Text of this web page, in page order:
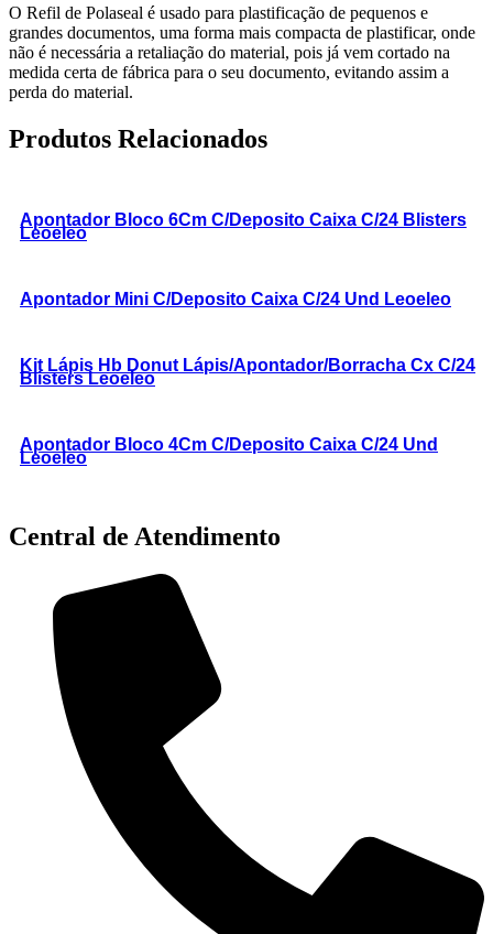
O Refil de Polaseal é usado para plastificação de pequenos e
grandes documentos, uma forma mais compacta de plastificar, onde
não é necessária a retaliação do material, pois já vem cortado na
medida certa de fábrica para o seu documento, evitando assim a
perda do material.
Produtos Relacionados
Apontador Bloco 6Cm C/Deposito Caixa C/24 Blisters
Leoeleo
Apontador Mini C/Deposito Caixa C/24 Und Leoeleo
Kit Lápis Hb Donut Lápis/Apontador/Borracha Cx C/24
Blisters Leoeleo
Apontador Bloco 4Cm C/Deposito Caixa C/24 Und
Leoeleo
Central de Atendimento